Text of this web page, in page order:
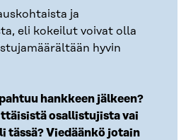
ja
eli kokeilut voivat olla
hyvin
hankkeen jälkeen?
osallistujista vai
tässä? Viedäänkö jotain